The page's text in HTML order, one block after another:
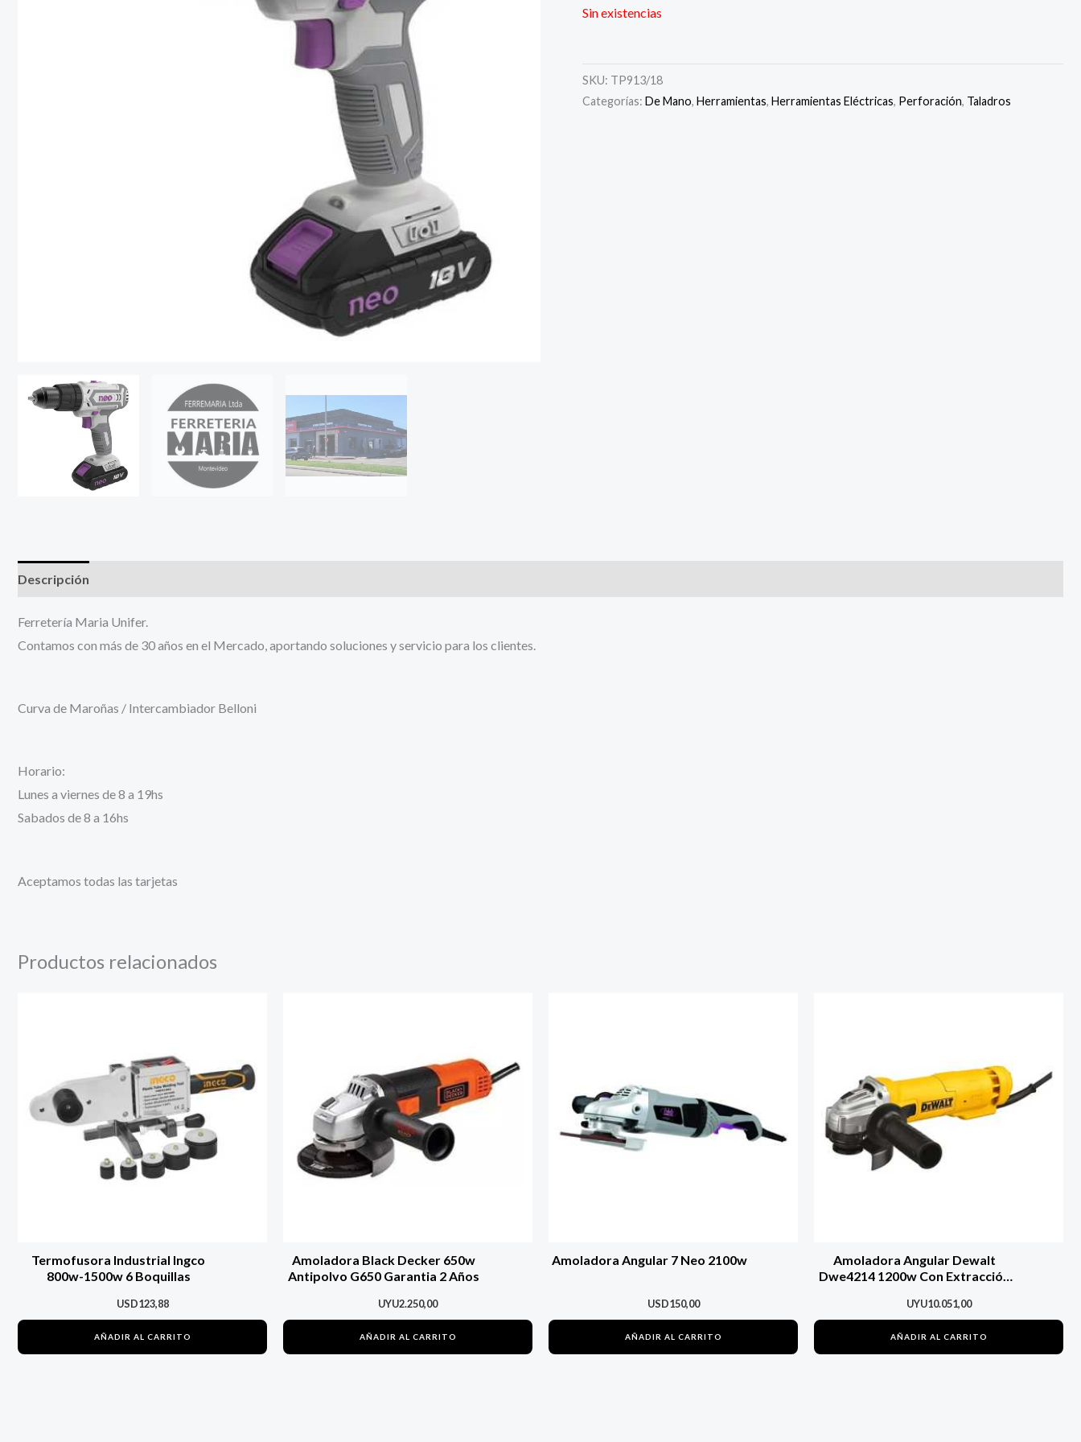
Sin existencias
SKU: TP913/18
Categorías: De Mano, Herramientas, Herramientas Eléctricas, Perforación, Taladros
Descripción
Ferretería Maria Unifer.
Contamos con más de 30 años en el Mercado, aportando soluciones y servicio para los clientes.
Curva de Maroñas / Intercambiador Belloni
Horario:
Lunes a viernes de 8 a 19hs
Sabados de 8 a 16hs
Aceptamos todas las tarjetas
Productos relacionados
Termofusora Industrial Ingco
800w-1500w 6 Boquillas
USD123,88
AÑADIR AL CARRITO
Amoladora Black Decker 650w
Antipolvo G650 Garantia 2 Años
UYU2.250,00
AÑADIR AL CARRITO
Amoladora Angular 7 Neo 2100w
USD150,00
AÑADIR AL CARRITO
Amoladora Angular Dewalt
Dwe4214 1200w Con Extracción
UYU10.051,00
AÑADIR AL CARRITO